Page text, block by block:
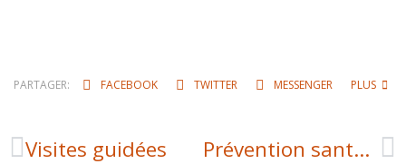
PARTAGER: FACEBOOK TWITTER MESSENGER PLUS
Visites guidées Prévention santé en entreprise : sensibiliser au dépistage du cancer du col de l’utérus